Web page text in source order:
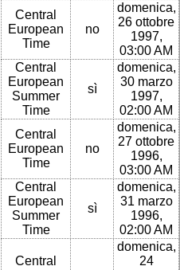
Central
European
Time
no
domenica,
26 ottobre
1997,
03:00 AM
Central
European
Summer
Time
sì
domenica,
30 marzo
1997,
02:00 AM
Central
European
Time
no
domenica,
27 ottobre
1996,
03:00 AM
Central
European
Summer
Time
sì
domenica,
31 marzo
1996,
02:00 AM
Central
domenica,
24